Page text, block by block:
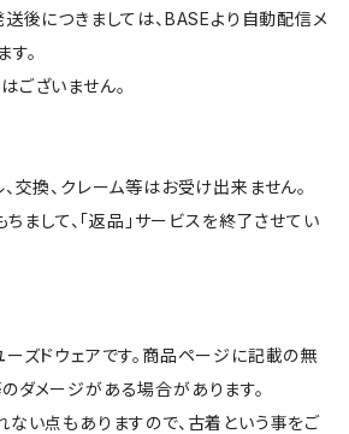
送後につきましては、BASEより自動配信メ
。
ございません。
交換、クレーム等はお受け出来ません。
して、「返品」サービスを終了させてい
ーズドウェアです。商品ページに記載の無
ダメージがある場合があります。
ない点もありますので、古着という事をご